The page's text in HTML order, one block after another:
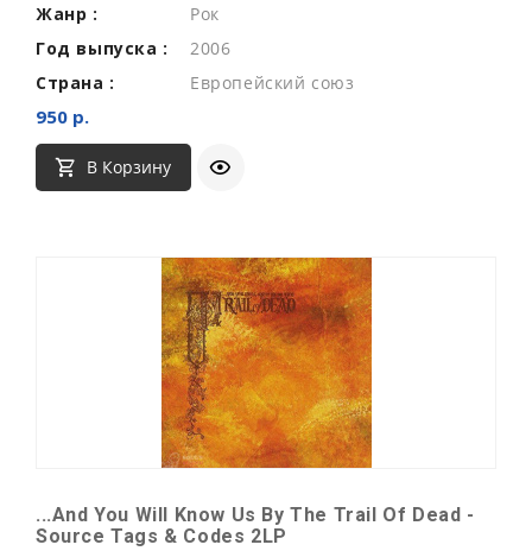
Жанр :
Рок
Год выпуска :
2006
Страна :
Европейский союз
950 р.
В Корзину
...And You Will Know Us By The Trail Of Dead -
Source Tags & Codes 2LP